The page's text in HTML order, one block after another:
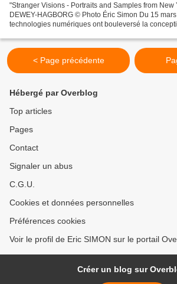
"Stranger Visions - Portraits and Samples from New
DEWEY-HAGBORG © Photo Éric Simon Du 15
technologies numériques ont bouleversé la
< Page précédente
Hébergé par Overblog
Top articles
Pages
Contact
Signaler un abus
C.G.U.
Cookies et données personnelles
Préférences cookies
Voir le profil de Eric SIMON sur le portail
Créer un blog sur